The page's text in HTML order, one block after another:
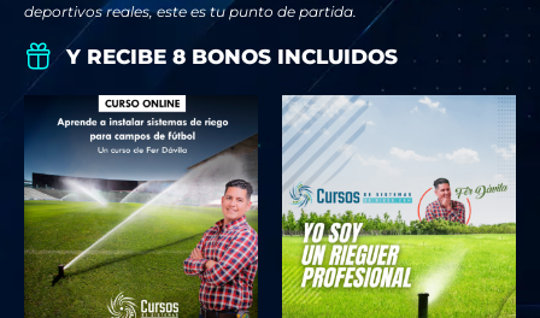
deportivos reales, este es tu punto de partida.
Y RECIBE 8 BONOS INCLUIDOS